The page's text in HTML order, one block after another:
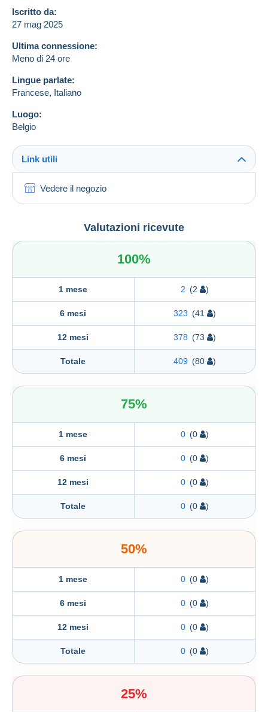
Iscritto da:
27 mag 2025
Ultima connessione:
Meno di 24 ore
Lingue parlate:
Francese, Italiano
Luogo:
Belgio
Link utili
Vedere il negozio
Valutazioni ricevute
100%
1 mese 2 (2 )
6 mesi 323 (41 )
12 mesi 378 (73 )
Totale 409 (80 )
75%
1 mese 0 (0 )
6 mesi 0 (0 )
12 mesi 0 (0 )
Totale 0 (0 )
50%
1 mese 0 (0 )
6 mesi 0 (0 )
12 mesi 0 (0 )
Totale 0 (0 )
25%